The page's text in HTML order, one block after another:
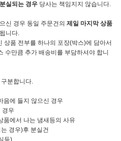
실되는 경우 당사는 책임지지 않습니다.
신 경우 동일 주문건의 제일 마지막 상품
니다.
품 전부를 하나의 포장(박스)에 담아서
수만큼 추가 배송비를 부담하셔야 합니
분합니다.
에 들지 않으신 경우
우
에서 나는 냄새등의 사유
경우)후 분실건